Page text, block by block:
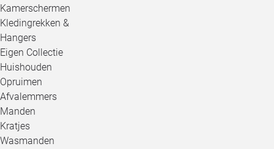
Kamerschermen
Kledingrekken &
Hangers
Eigen Collectie
Huishouden
Opruimen
Afvalemmers
Manden
Kratjes
Wasmanden